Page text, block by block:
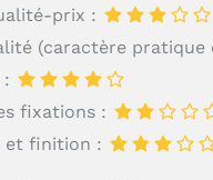
prix :
(caractère pratique
:
fixations :
et finition :